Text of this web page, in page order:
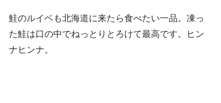
鮭のルイベも北海道に来たら食べたい一品。凍っ
た鮭は口の中でねっとりとろけて最高です。ヒン
ナヒンナ。